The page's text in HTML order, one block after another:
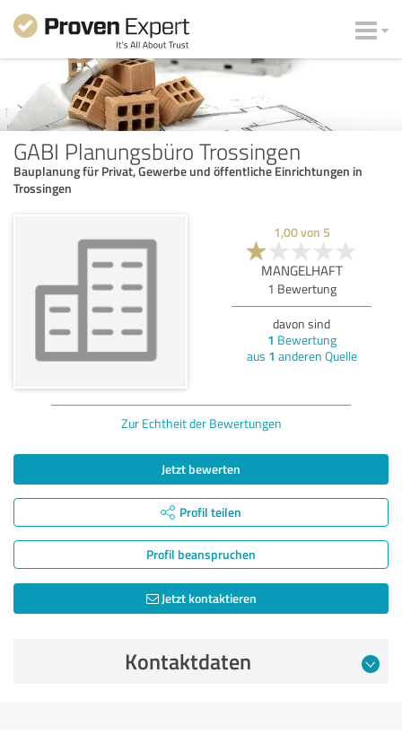
GABI Planungsbüro Trossingen
Bauplanung für Privat, Gewerbe und öffentliche Einrichtungen in
Trossingen
1,00von 5
MANGELHAFT
1 Bewertung
davon sind
1 Bewertung
aus 1 anderen Quelle
Zur Echtheit der Bewertungen
Jetzt bewerten
Profil teilen
Profil beanspruchen
Jetzt kontaktieren
Kontaktdaten